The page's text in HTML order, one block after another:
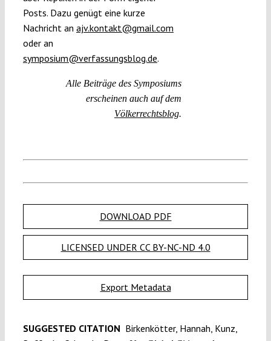
Posts. Dazu genügt eine kurze
Nachricht an ajv.kontakt@gmail.com
oder an
symposium@verfassungsblog.de.
Alle Beiträge des Symposiums
erscheinen auch auf dem
Völkerrechtsblog.
DOWNLOAD PDF
LICENSED UNDER CC BY-NC-ND 4.0
Export Metadata
SUGGESTED CITATION Birkenkötter, Hannah, Kunz,